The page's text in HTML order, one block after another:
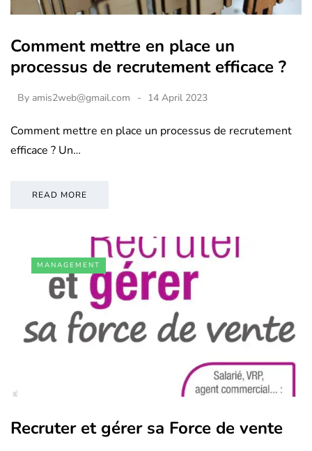
Comment mettre en place un
processus de recrutement efficace ?
By amis2web@gmail.com 14 April 2023
Comment mettre en place un processus de recrutement
efficace ? Un…
READ MORE
MANAGEMENT
Recruter et gérer sa Force de vente